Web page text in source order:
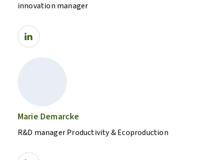
innovation manager
Marie Demarcke
R&D manager Productivity & Ecoproduction